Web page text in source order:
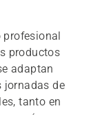
profesional
productos
adaptan
jornadas de
tanto en